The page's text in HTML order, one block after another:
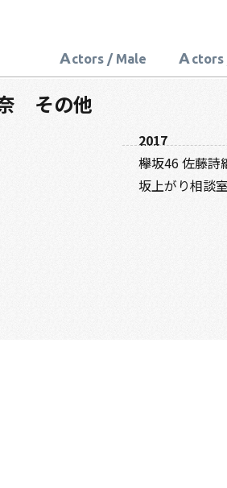
Actors / Male A ctors
その他
2017
欅坂46 佐藤詩
坂上がり相談